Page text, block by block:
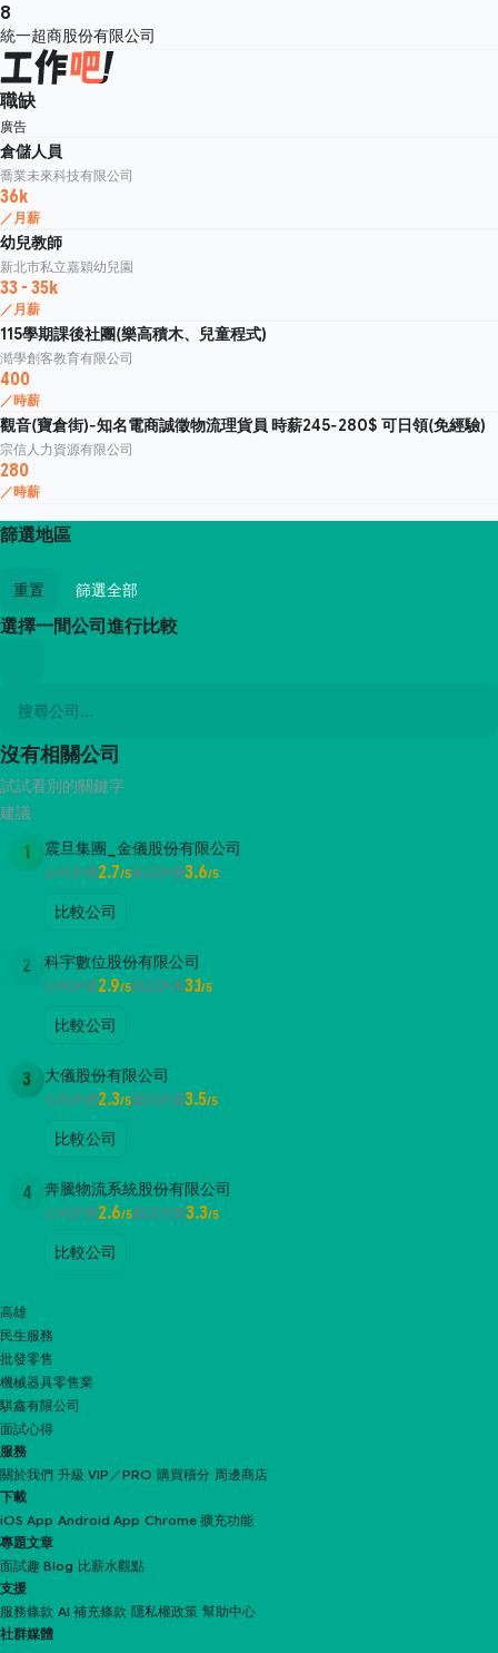
8
統一超商股份有限公司
職缺
廣告
倉儲人員
喬業未來科技有限公司
36k
／月薪
幼兒教師
新北市私立嘉穎幼兒園
33 - 35k
／月薪
115學期課後社團(樂高積木、兒童程式)
澔學創客教育有限公司
400
／時薪
觀音(寶倉街)-知名電商誠徵物流理貨員 時薪245-280$ 可日領(免經驗)
宗信人力資源有限公司
280
／時薪
篩選地區
重置 篩選全部
選擇一間公司進行比較
沒有相關公司
試試看別的關鍵字
建議
1 震旦集團_金儀股份有限公司
公司評價2.7/5面試評價3.6/5
比較公司
2 科宇數位股份有限公司
公司評價2.9/5面試評價3.1/5
比較公司
3 大儀股份有限公司
公司評價2.3/5面試評價3.5/5
比較公司
4 奔騰物流系統股份有限公司
公司評價2.6/5面試評價3.3/5
比較公司
高雄
民生服務
批發零售
機械器具零售業
騏鑫有限公司
面試心得
服務
關於我們 升級 VIP／PRO 購買積分 周邊商店
下載
iOS App Android App Chrome 擴充功能
專題文章
面試趣 Blog 比薪水觀點
支援
服務條款 AI 補充條款 隱私權政策 幫助中心
社群媒體